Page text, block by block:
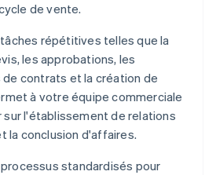
de vente.
répétitives telles que la
les approbations, les
contrats et la création de
à votre équipe commerciale
l'établissement de relations
la conclusion d'affaires.
standardisés pour